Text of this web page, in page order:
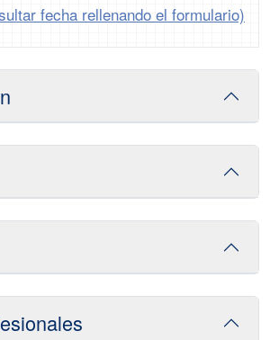
fecha rellenando el formulario)